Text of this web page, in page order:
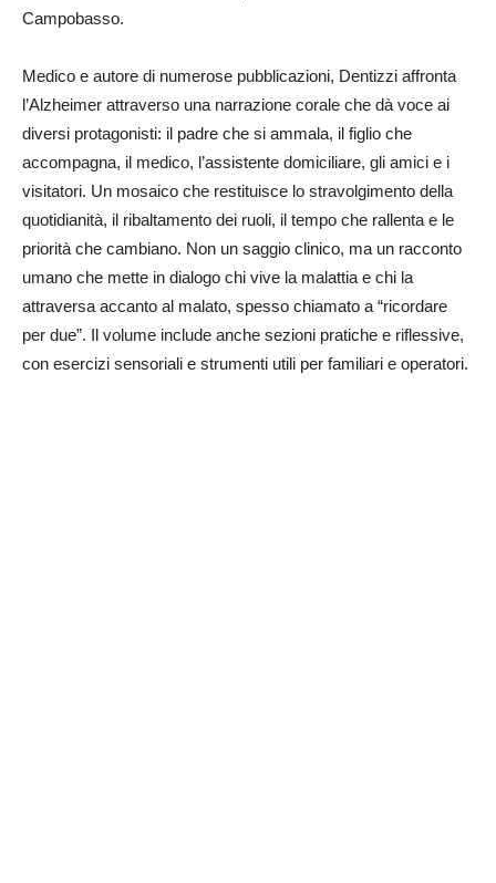
Campobasso.
Medico e autore di numerose pubblicazioni, Dentizzi affronta
l’Alzheimer attraverso una narrazione corale che dà voce ai
diversi protagonisti: il padre che si ammala, il figlio che
accompagna, il medico, l’assistente domiciliare, gli amici e i
visitatori. Un mosaico che restituisce lo stravolgimento della
quotidianità, il ribaltamento dei ruoli, il tempo che rallenta e le
priorità che cambiano. Non un saggio clinico, ma un racconto
umano che mette in dialogo chi vive la malattia e chi la
attraversa accanto al malato, spesso chiamato a “ricordare
per due”. Il volume include anche sezioni pratiche e riflessive,
con esercizi sensoriali e strumenti utili per familiari e operatori.